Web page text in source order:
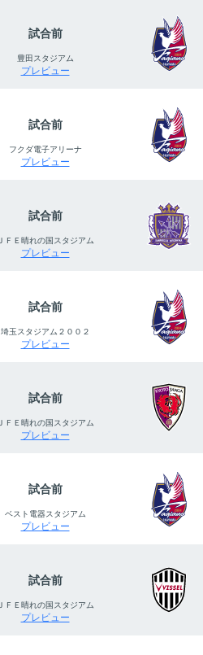
試合前
豊田スタジアム
プレビュー
試合前
フクダ電子アリーナ
プレビュー
試合前
ＪＦＥ晴れの国スタジアム
プレビュー
試合前
埼玉スタジアム２００２
プレビュー
試合前
ＪＦＥ晴れの国スタジアム
プレビュー
試合前
ベスト電器スタジアム
プレビュー
試合前
ＪＦＥ晴れの国スタジアム
プレビュー